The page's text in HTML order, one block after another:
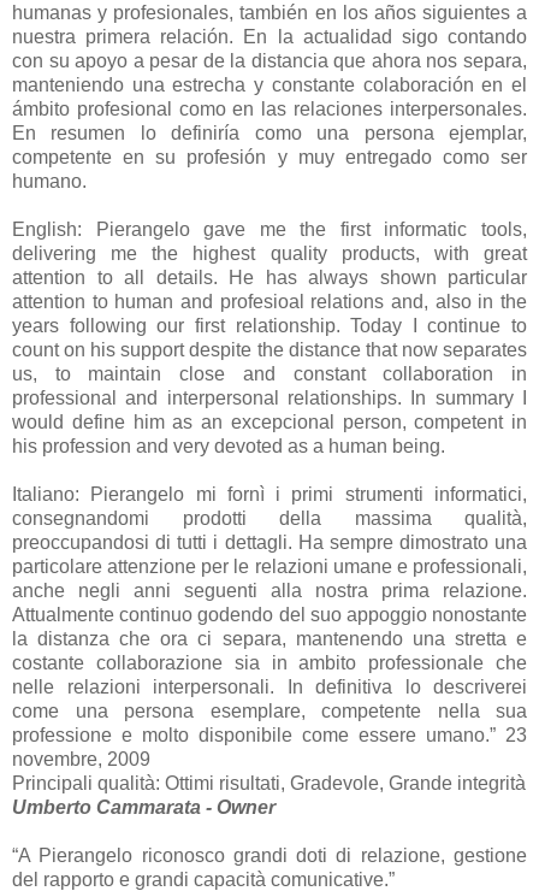
humanas y profesionales, también en los años siguientes a
nuestra primera relación. En la actualidad sigo contando
con su apoyo a pesar de la distancia que ahora nos separa,
manteniendo una estrecha y constante colaboración en el
ámbito profesional como en las relaciones interpersonales.
En resumen lo definiría como una persona ejemplar,
competente en su profesión y muy entregado como ser
humano.
English: Pierangelo gave me the first informatic tools,
delivering me the highest quality products, with great
attention to all details. He has always shown particular
attention to human and profesioal relations and, also in the
years following our first relationship. Today I continue to
count on his support despite the distance that now separates
us, to maintain close and constant collaboration in
professional and interpersonal relationships. In summary I
would define him as an excepcional person, competent in
his profession and very devoted as a human being.
Italiano: Pierangelo mi fornì i primi strumenti informatici,
consegnandomi prodotti della massima qualità,
preoccupandosi di tutti i dettagli. Ha sempre dimostrato una
particolare attenzione per le relazioni umane e professionali,
anche negli anni seguenti alla nostra prima relazione.
Attualmente continuo godendo del suo appoggio nonostante
la distanza che ora ci separa, mantenendo una stretta e
costante collaborazione sia in ambito professionale che
nelle relazioni interpersonali. In definitiva lo descriverei
come una persona esemplare, competente nella sua
professione e molto disponibile come essere umano.” 23
novembre, 2009
Principali qualità: Ottimi risultati, Gradevole, Grande integrità
Umberto Cammarata - Owner
“A Pierangelo riconosco grandi doti di relazione, gestione
del rapporto e grandi capacità comunicative.”